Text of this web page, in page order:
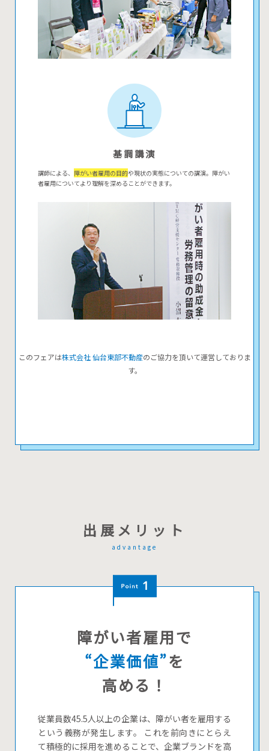
基調講演
講師による、 障がい者雇用の目的や現状の実態についての講演。障がい
者雇用についてより理解を深めることができます。
このフェアは株式会社 仙台東部不動産のご協力を頂いて運営しておりま
す。
出展メリット
advantage
障がい者雇用で
“企業価値”を
高める！
従業員数45.5人以上の企業は、障がい者を雇用する
という義務が発生します。 これを前向きにとらえ
て積極的に採用を進めることで、企業ブランドを高